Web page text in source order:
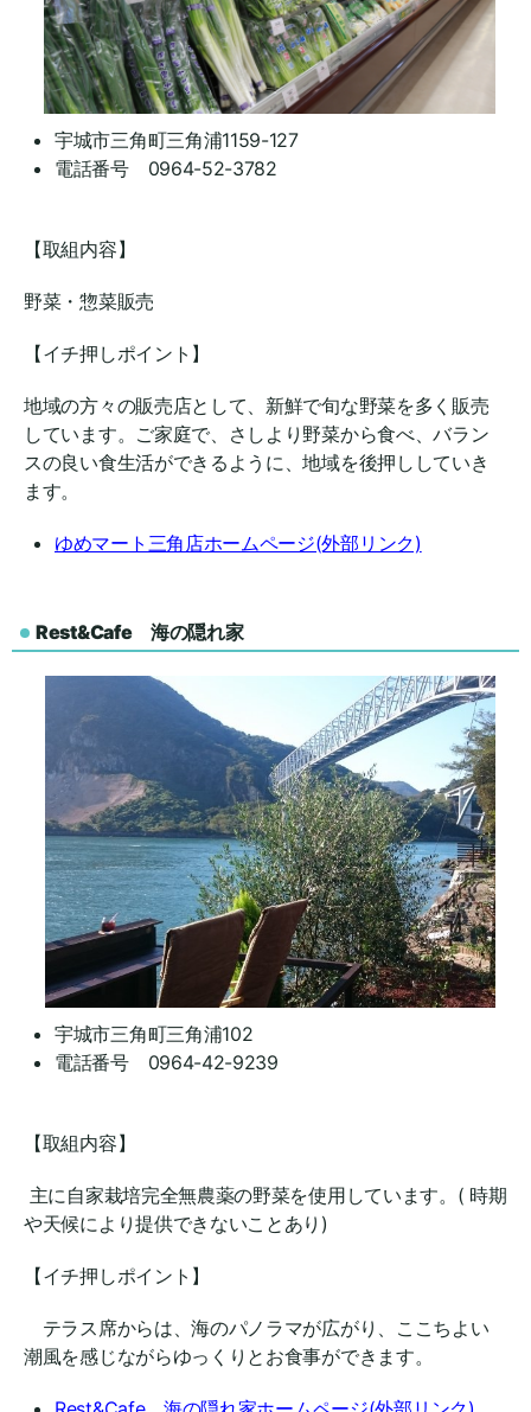
宇城市三角町三角浦1159-127
電話番号 0964-52-3782
【取組内容】
野菜・惣菜販売
【イチ押しポイント】
地域の方々の販売店として、新鮮で旬な野菜を多く販売
しています。ご家庭で、さしより野菜から食べ、バラン
スの良い食生活ができるように、地域を後押ししていき
ます。
ゆめマート三角店ホームページ(外部リンク)
Rest&Cafe 海の隠れ家
宇城市三角町三角浦102
電話番号 0964-42-9239
【取組内容】
主に自家栽培完全無農薬の野菜を使用しています。( 時期
や天候により提供できないことあり)
【イチ押しポイント】
テラス席からは、海のパノラマが広がり、ここちよい
潮風を感じながらゆっくりとお食事ができます。